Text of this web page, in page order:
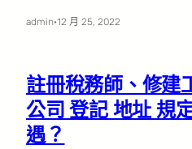
admin·12 月 25, 2022
註冊稅務師、修建
公司 登記 地址 規
遇？